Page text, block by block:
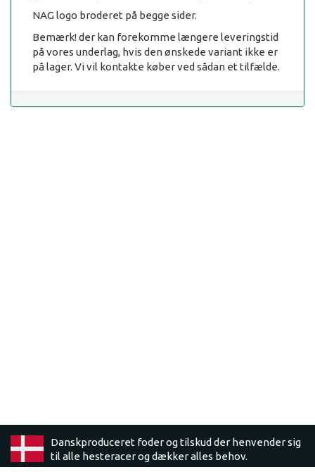
NAG logo broderet på begge sider.
Bemærk! der kan forekomme længere leveringstid
på vores underlag, hvis den ønskede variant ikke er
på lager. Vi vil kontakte køber ved sådan et tilfælde.
Danskproduceret foder og tilskud der henvender sig
til alle hesteracer og dækker alles behov.